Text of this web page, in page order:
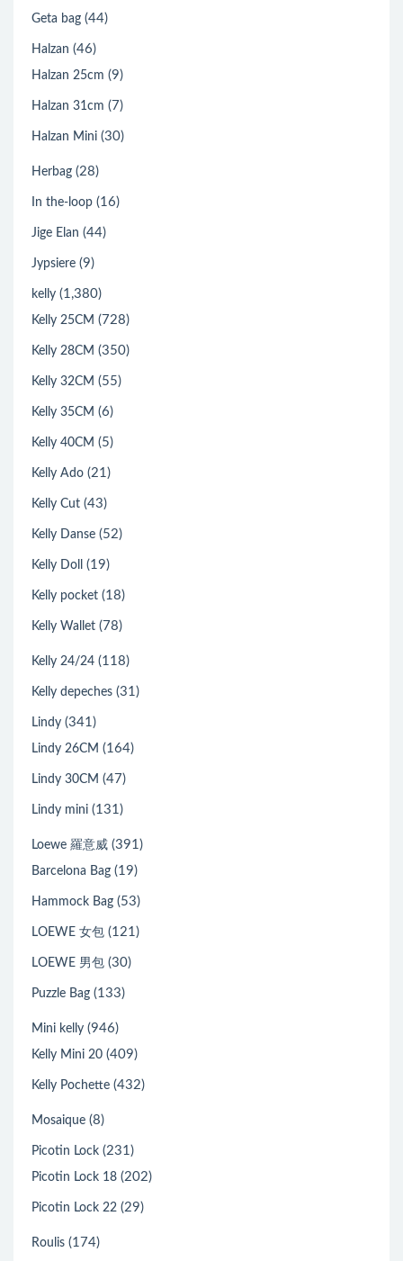
Geta bag (44)
Halzan (46)
Halzan 25cm (9)
Halzan 31cm (7)
Halzan Mini (30)
Herbag (28)
In the-loop (16)
Jige Elan (44)
Jypsiere (9)
kelly (1,380)
Kelly 25CM (728)
Kelly 28CM (350)
Kelly 32CM (55)
Kelly 35CM (6)
Kelly 40CM (5)
Kelly Ado (21)
Kelly Cut (43)
Kelly Danse (52)
Kelly Doll (19)
Kelly pocket (18)
Kelly Wallet (78)
Kelly 24/24 (118)
Kelly depeches (31)
Lindy (341)
Lindy 26CM (164)
Lindy 30CM (47)
Lindy mini (131)
Loewe 羅意威 (391)
Barcelona Bag (19)
Hammock Bag (53)
LOEWE 女包 (121)
LOEWE 男包 (30)
Puzzle Bag (133)
Mini kelly (946)
Kelly Mini 20 (409)
Kelly Pochette (432)
Mosaique (8)
Picotin Lock (231)
Picotin Lock 18 (202)
Picotin Lock 22 (29)
Roulis (174)